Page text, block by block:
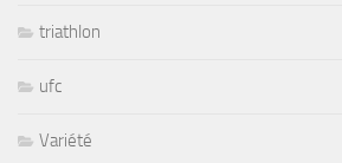
triathlon
ufc
Variété